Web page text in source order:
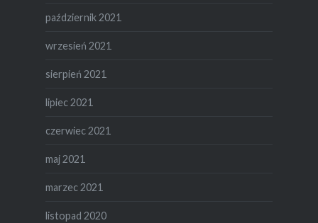
październik 2021
wrzesień 2021
sierpień 2021
lipiec 2021
czerwiec 2021
maj 2021
marzec 2021
listopad 2020